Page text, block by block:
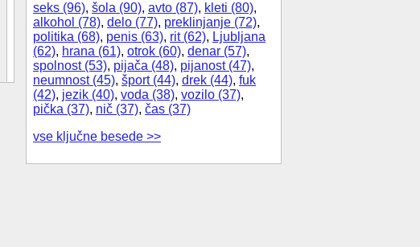
seks (96), šola (90), avto (87), kleti (80),
alkohol (78), delo (77), preklinjanje (72),
politika (68), penis (63), rit (62), Ljubljana
(62), hrana (61), otrok (60), denar (57),
spolnost (53), pijača (48), pijanost (47),
neumnost (45), šport (44), drek (44), fuk
(42), jezik (40), voda (38), vozilo (37),
pička (37), nič (37), čas (37)
vse ključne besede >>